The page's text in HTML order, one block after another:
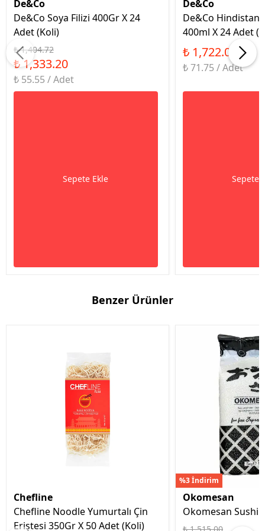
De&Co
De&Co Soya Filizi 400Gr X 24
Adet (Koli)
₺ 1,404.72
₺ 1,333.20
₺ 55.55 / Adet
Sepete Ekle
De&Co
De&Co Hindistan
400ml X 24 Adet
₺ 1,722.05
₺ 71.75 / Adet
Sepete
Benzer Ürünler
Chefline
Chefline Noodle Yumurtalı Çin
Eriştesi 350Gr X 50 Adet (Koli)
%3 İndirim
Okomesan
Okomesan Sushi
₺ 1,515.00